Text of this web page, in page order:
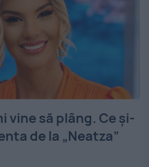
vine să plâng. Ce şi-
de la „Neatza”